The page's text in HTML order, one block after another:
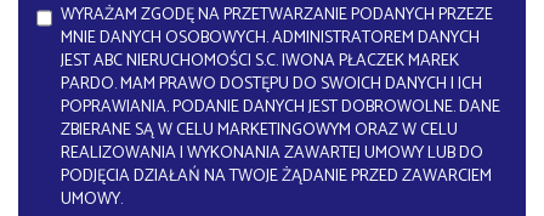
WYRAŻAM ZGODĘ NA PRZETWARZANIE PODANYCH PRZEZE
MNIE DANYCH OSOBOWYCH. ADMINISTRATOREM DANYCH
JEST ABC NIERUCHOMOŚCI S.C. IWONA PŁACZEK MAREK
PARDO. MAM PRAWO DOSTĘPU DO SWOICH DANYCH I ICH
POPRAWIANIA. PODANIE DANYCH JEST DOBROWOLNE. DANE
ZBIERANE SĄ W CELU MARKETINGOWYM ORAZ W CELU
REALIZOWANIA I WYKONANIA ZAWARTEJ UMOWY LUB DO
PODJĘCIA DZIAŁAŃ NA TWOJE ŻĄDANIE PRZED ZAWARCIEM
UMOWY.